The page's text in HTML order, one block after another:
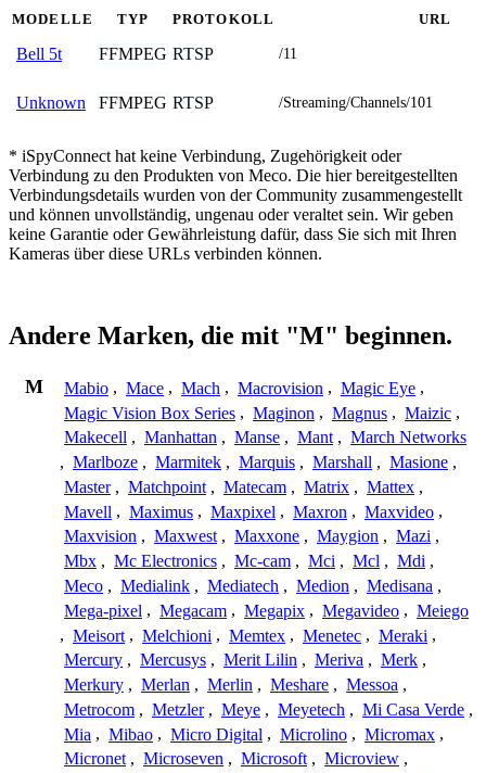
MODELLE TYP PROTOKOLL URL
Bell 5t FFMPEG RTSP /11
Unknown FFMPEG RTSP /Streaming/Channels/101
* iSpyConnect hat keine Verbindung, Zugehörigkeit oder
Verbindung zu den Produkten von Meco. Die hier bereitgestellten
Verbindungsdetails wurden von der Community zusammengestellt
und können unvollständig, ungenau oder veraltet sein. Wir geben
keine Garantie oder Gewährleistung dafür, dass Sie sich mit Ihren
Kameras über diese URLs verbinden können.
Andere Marken, die mit "M" beginnen.
M Mabio , Mace , Mach , Macrovision , Magic Eye ,
Magic Vision Box Series , Maginon , Magnus , Maizic ,
Makecell , Manhattan , Manse , Mant , March Networks
, Marlboze , Marmitek , Marquis , Marshall , Masione ,
Master , Matchpoint , Matecam , Matrix , Mattex ,
Mavell , Maximus , Maxpixel , Maxron , Maxvideo ,
Maxvision , Maxwest , Maxxone , Maygion , Mazi ,
Mbx , Mc Electronics , Mc-cam , Mci , Mcl , Mdi ,
Meco , Medialink , Mediatech , Medion , Medisana ,
Mega-pixel , Megacam , Megapix , Megavideo , Meiego
, Meisort , Melchioni , Memtex , Menetec , Meraki ,
Mercury , Mercusys , Merit Lilin , Meriva , Merk ,
Merkury , Merlan , Merlin , Meshare , Messoa ,
Metrocom , Metzler , Meye , Meyetech , Mi Casa Verde ,
Mia , Mibao , Micro Digital , Microlino , Micromax ,
Micronet , Microseven , Microsoft , Microview ,